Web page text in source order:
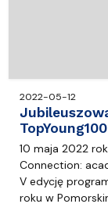
2022-05-12
TopYoung100
10 maja 2022
Connection:
V edycję
roku w